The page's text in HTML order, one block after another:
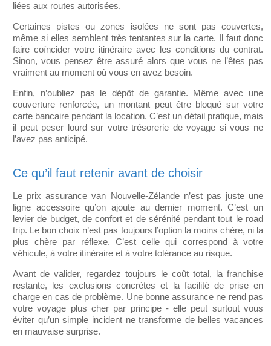
liées aux routes autorisées.
Certaines pistes ou zones isolées ne sont pas couvertes,
même si elles semblent très tentantes sur la carte. Il faut donc
faire coïncider votre itinéraire avec les conditions du contrat.
Sinon, vous pensez être assuré alors que vous ne l’êtes pas
vraiment au moment où vous en avez besoin.
Enfin, n’oubliez pas le dépôt de garantie. Même avec une
couverture renforcée, un montant peut être bloqué sur votre
carte bancaire pendant la location. C’est un détail pratique, mais
il peut peser lourd sur votre trésorerie de voyage si vous ne
l’avez pas anticipé.
Ce qu’il faut retenir avant de choisir
Le prix assurance van Nouvelle-Zélande n’est pas juste une
ligne accessoire qu’on ajoute au dernier moment. C’est un
levier de budget, de confort et de sérénité pendant tout le road
trip. Le bon choix n’est pas toujours l’option la moins chère, ni la
plus chère par réflexe. C’est celle qui correspond à votre
véhicule, à votre itinéraire et à votre tolérance au risque.
Avant de valider, regardez toujours le coût total, la franchise
restante, les exclusions concrètes et la facilité de prise en
charge en cas de problème. Une bonne assurance ne rend pas
votre voyage plus cher par principe - elle peut surtout vous
éviter qu’un simple incident ne transforme de belles vacances
en mauvaise surprise.